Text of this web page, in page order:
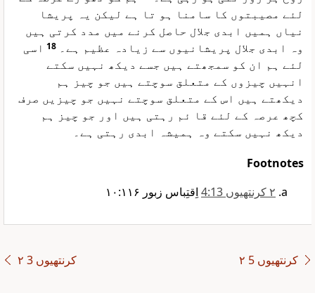
لئے مصیبتوں کا سامنا ہو تا ہے لیکن یہ پریشا
نیاں ہمیں ابدی جلال حاصل کرنے میں مدد کرتی ہیں
وہ ابدی جلال پریشانیوں سے زیادہ عظیم ہے۔ 18 اسی
لئے ہم ان کو سمجھتے ہیں جسے دیکھ نہیں سکتے
انہیں چیزوں کے متعلق سوچتے ہیں جو چیز ہم
دیکھتے ہیں اس کے متعلق سوچتے نہیں جو چیزیں صرف
کچھ عرصہ کے لئے قا ئم رہتی ہیں اور جو چیز ہم
دیکھ نہیں سکتے وہ ہمیشہ ابدی رہتی ہے۔
Footnotes
۲ کرنتھیوں 4:13
اِقتِباس زبور ۱۰:۱۱۶
۲ کرنتھیوں 3 ۲ کرنتھیوں 5